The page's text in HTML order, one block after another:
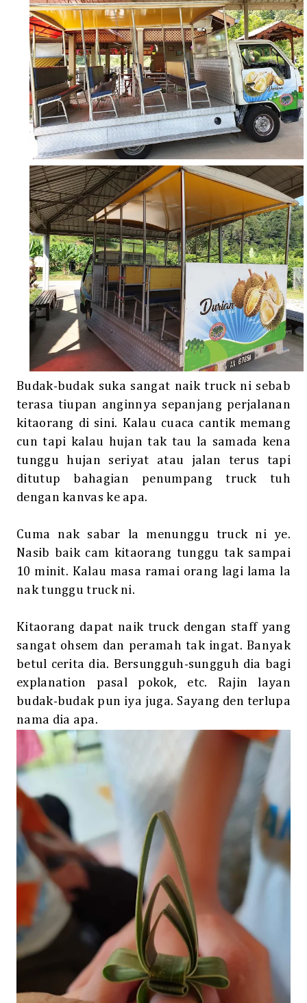
Budak-budak suka sangat naik truck ni sebab
terasa tiupan anginnya sepanjang perjalanan
kitaorang di sini. Kalau cuaca cantik memang
cun tapi kalau hujan tak tau la samada kena
tunggu hujan seriyat atau jalan terus tapi
ditutup bahagian penumpang truck tuh
dengan kanvas ke apa.
Cuma nak sabar la menunggu truck ni ye.
Nasib baik cam kitaorang tunggu tak sampai
10 minit. Kalau masa ramai orang lagi lama la
nak tunggu truck ni.
Kitaorang dapat naik truck dengan staff yang
sangat ohsem dan peramah tak ingat. Banyak
betul cerita dia. Bersungguh-sungguh dia bagi
explanation pasal pokok, etc. Rajin layan
budak-budak pun iya juga. Sayang den terlupa
nama dia apa.